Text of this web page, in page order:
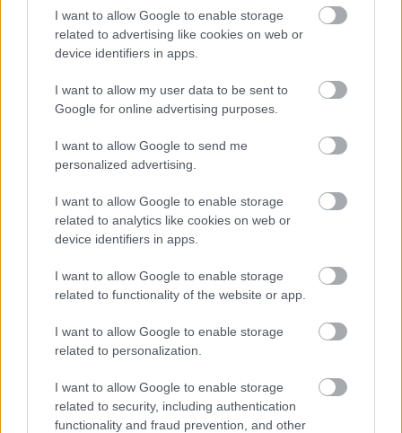
I want to allow Google to enable storage
related to advertising like cookies on web or
device identifiers in apps.
I want to allow my user data to be sent to
Google for online advertising purposes.
I want to allow Google to send me
personalized advertising.
I want to allow Google to enable storage
related to analytics like cookies on web or
device identifiers in apps.
I want to allow Google to enable storage
related to functionality of the website or app.
I want to allow Google to enable storage
related to personalization.
I want to allow Google to enable storage
related to security, including authentication
functionality and fraud prevention, and other
ΜΠΕΙΤΕ ΣΤΗ ΣΥΖΗΤΗΣΗ
Loading...
Προσθήκη Σχολίου
ΣΗΜΕΡΑ ΣΤΟ IATRONET.GR